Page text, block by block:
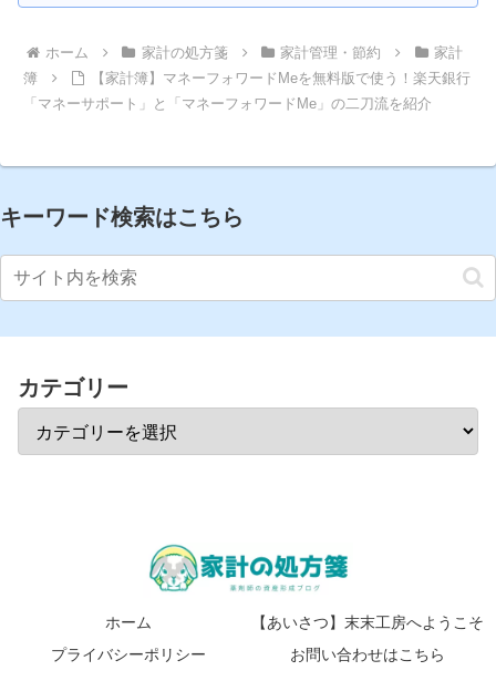
ホーム 家計の処方箋 家計管理・節約
家計
簿
【家計簿】マネーフォワードMeを無料版で使う！楽天銀行
「マネーサポート」と「マネーフォワードMe」の二刀流を紹介
キーワード検索はこちら
カテゴリー
ホーム
【あいさつ】末末工房へようこそ
プライバシーポリシー
お問い合わせはこちら